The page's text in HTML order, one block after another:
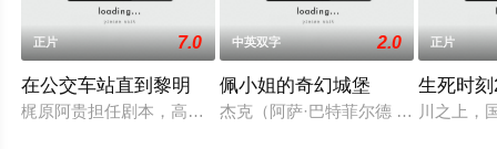
正片 7.0
在公交车站直到黎明
梶原阿贵担任剧本，高桥伴明担任导演的本作品是描绘“社会孤
中英双字 2.0
佩小姐的奇幻城堡
杰克（阿萨·巴特菲尔德 Asa
正片
生死时刻
川之上，